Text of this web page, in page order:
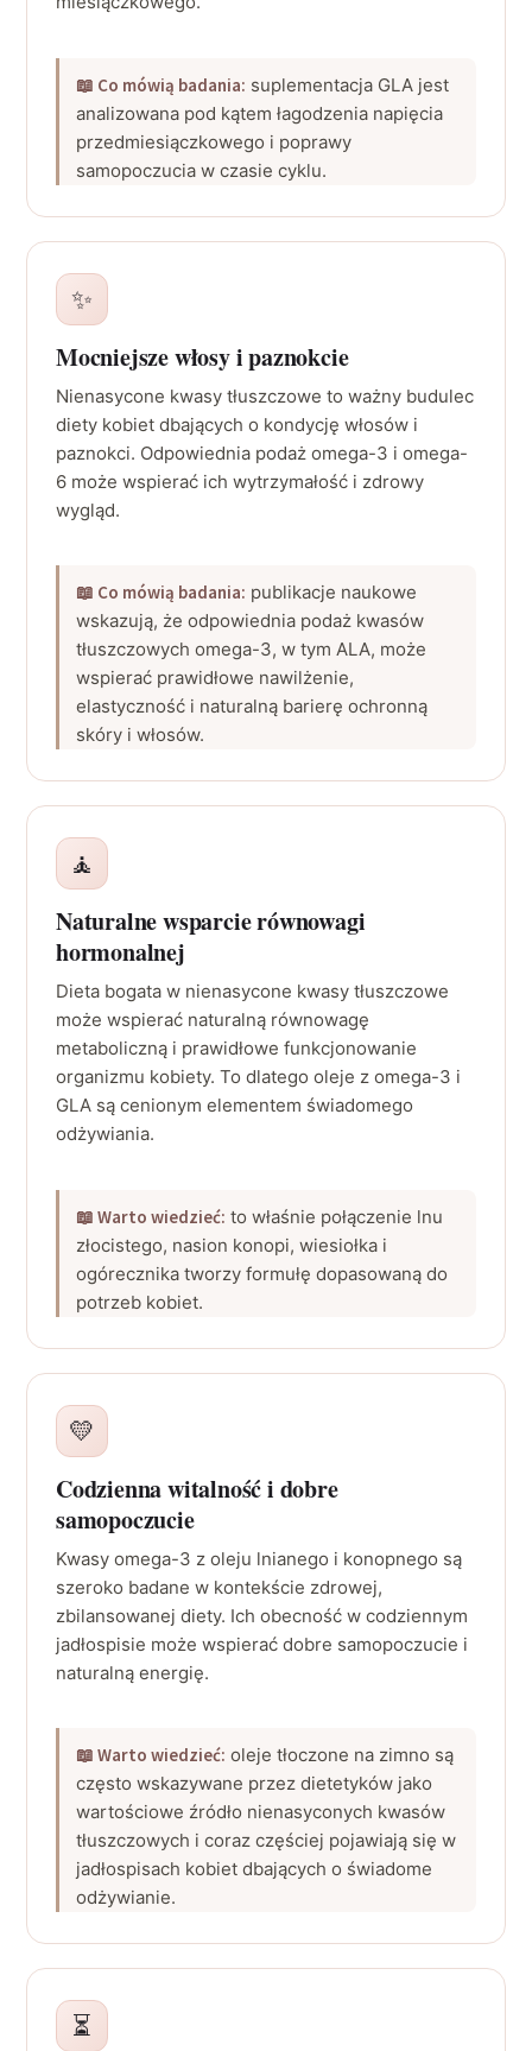
📖 Co mówią badania: suplementacja GLA jest
analizowana pod kątem łagodzenia napięcia
przedmiesiączkowego i poprawy
samopoczucia w czasie cyklu.
✨
Mocniejsze włosy i paznokcie
Nienasycone kwasy tłuszczowe to ważny budulec
diety kobiet dbających o kondycję włosów i
paznokci. Odpowiednia podaż omega-3 i omega-
6 może wspierać ich wytrzymałość i zdrowy
wygląd.
📖 Co mówią badania: publikacje naukowe
wskazują, że odpowiednia podaż kwasów
tłuszczowych omega-3, w tym ALA, może
wspierać prawidłowe nawilżenie,
elastyczność i naturalną barierę ochronną
skóry i włosów.
🧘
Naturalne wsparcie równowagi
hormonalnej
Dieta bogata w nienasycone kwasy tłuszczowe
może wspierać naturalną równowagę
metaboliczną i prawidłowe funkcjonowanie
organizmu kobiety. To dlatego oleje z omega-3 i
GLA są cenionym elementem świadomego
odżywiania.
📖 Warto wiedzieć: to właśnie połączenie lnu
złocistego, nasion konopi, wiesiołka i
ogórecznika tworzy formułę dopasowaną do
potrzeb kobiet.
💛
Codzienna witalność i dobre
samopoczucie
Kwasy omega-3 z oleju lnianego i konopnego są
szeroko badane w kontekście zdrowej,
zbilansowanej diety. Ich obecność w codziennym
jadłospisie może wspierać dobre samopoczucie i
naturalną energię.
📖 Warto wiedzieć: oleje tłoczone na zimno są
często wskazywane przez dietetyków jako
wartościowe źródło nienasyconych kwasów
tłuszczowych i coraz częściej pojawiają się w
jadłospisach kobiet dbających o świadome
odżywianie.
⏳